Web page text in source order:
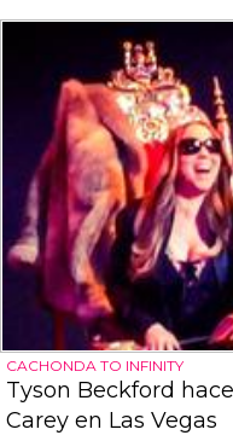
CACHONDA TO INFINITY
Tyson Beckford
Carey en Las Vegas